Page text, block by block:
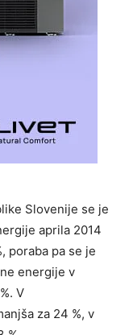
Slovenije se je
aprila 2014
poraba pa se je
energije v
V
za 24 %, v